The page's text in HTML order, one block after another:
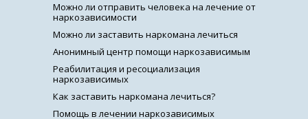
Можно ли отправить человека на лечение от
наркозависимости
Можно ли заставить наркомана лечиться
Анонимный центр помощи наркозависимым
Реабилитация и ресоциализация
наркозависимых
Как заставить наркомана лечиться?
Помощь в лечении наркозависимых